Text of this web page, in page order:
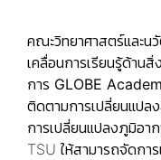
คณะวิทยาศาสตร์และ
เคลื่อนการเรียนรู้ด้าน
การ GLOBE
ติดตามการเปลี่ยนแปล
การเปลี่ยนแปลงภูมิอา
TSU ให้สามารถจัดกา